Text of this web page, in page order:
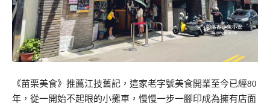
《苗栗美食》推薦江技舊記，這家老字號美食開業至今已經80
年，從一開始不起眼的小攤車，慢慢一步一腳印成為擁有店面